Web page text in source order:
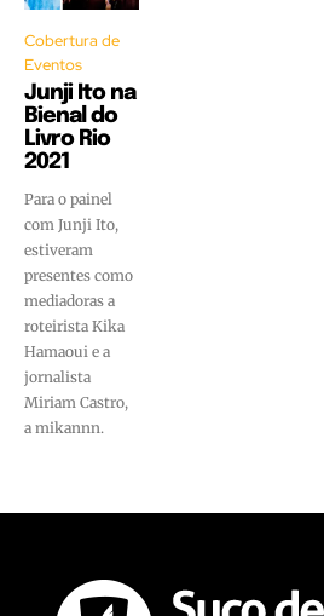
Cobertura de
Eventos
Junji Ito na
Bienal do
Livro Rio
2021
Para o painel
com Junji Ito,
estiveram
presentes como
mediadoras a
roteirista Kika
Hamaoui e a
jornalista
Miriam Castro,
a mikannn.